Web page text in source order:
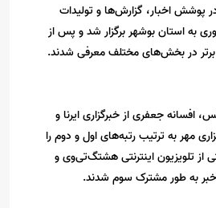
پوشش اخبار، گزارش‌ها و تولیدات
به استان بوشهر برگزار شد و پس از
برتر در بخش‌های مختلف معرفی شدند.
جعفری از خبرگزاری ایرنا و
مهر به ترتیب رتبه‌های اول و دوم را
از تلویزیون اینترنتی هشتگ‌تی‌وی و
به طور مشترک سوم شدند.